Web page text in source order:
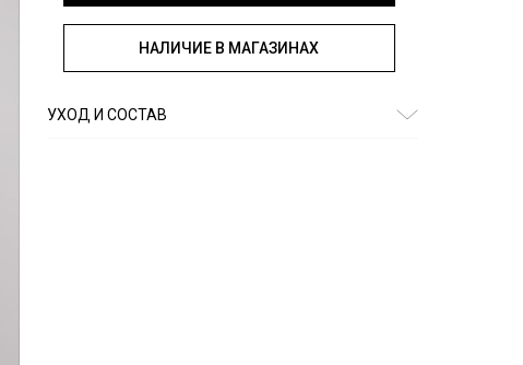
НАЛИЧИЕ В МАГАЗИНАХ
УХОД И СОСТАВ